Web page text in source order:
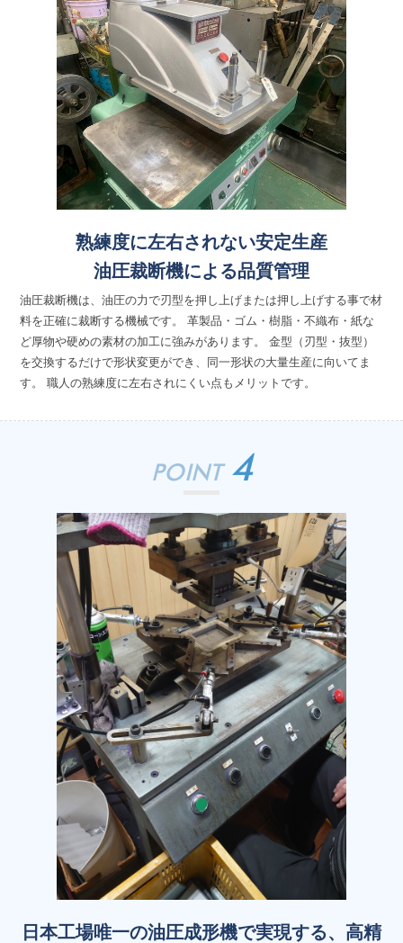
熟練度に左右されない安定生産
油圧裁断機による品質管理
油圧裁断機は、油圧の力で刃型を押し上げまたは押し上げする事で材
料を正確に裁断する機械です。 革製品・ゴム・樹脂・不織布・紙な
ど厚物や硬めの素材の加工に強みがあります。 金型（刃型・抜型）
を交換するだけで形状変更ができ、同一形状の大量生産に向いてま
す。 職人の熟練度に左右されにくい点もメリットです。
POINT 4
日本工場唯一の油圧成形機で実現する、高精